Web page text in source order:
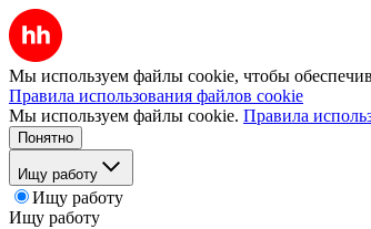
Мы используем файлы cookie, чтобы
Правила использования файлов cookie
Мы используем файлы cookie. Правила
Понятно
Ищу работу
Ищу работу
Ищу работу